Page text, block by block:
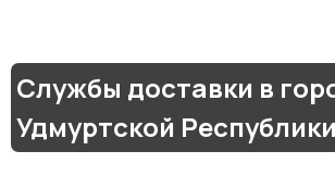
Службы доставки в
Удмуртской Республики